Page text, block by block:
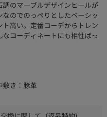
のマーブルデザインヒールが
のでのっぺりとしたベーシッ
高い。定番コーデからトレン
コーディネートにも相性ばっ
き：豚革